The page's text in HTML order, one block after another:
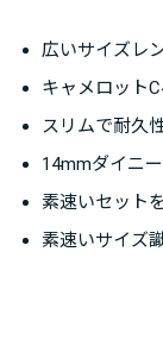
広いサイズレ
キャメロット
スリムで耐久
14mmダイニ
素速いセット
素速いサイズ